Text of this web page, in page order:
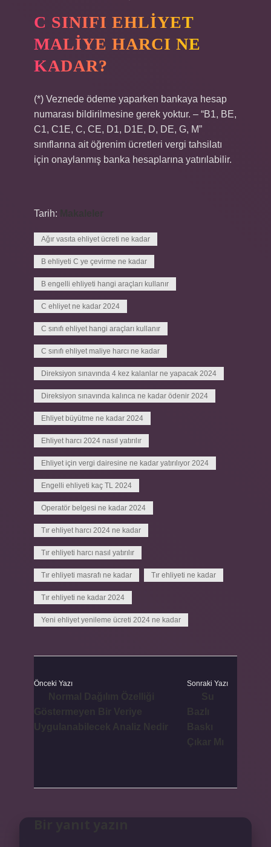
C SINIFI EHLIYET
MALIYE HARCI NE
KADAR?
(*) Veznede ödeme yaparken bankaya hesap
numarası bildirilmesine gerek yoktur. – “B1, BE,
C1, C1E, C, CE, D1, D1E, D, DE, G, M”
sınıflarına ait öğrenim ücretleri vergi tahsilatı
için onaylanmış banka hesaplarına yatırılabilir.
Tarih:
Ağır vasıta ehliyet ücreti ne kadar
B ehliyeti C ye çevirme ne kadar
B engelli ehliyeti hangi araçları kullanır
C ehliyet ne kadar 2024
C sınıfı ehliyet hangi araçları kullanır
C sınıfı ehliyet maliye harcı ne kadar
Direksiyon sınavında 4 kez kalanlar ne yapacak 2024
Direksiyon sınavında kalınca ne kadar ödenir 2024
Ehliyet büyütme ne kadar 2024
Ehliyet harcı 2024 nasıl yatırılır
Ehliyet için vergi dairesine ne kadar yatırılıyor 2024
Engelli ehliyeti kaç TL 2024
Operatör belgesi ne kadar 2024
Tır ehliyet harcı 2024 ne kadar
Tır ehliyeti harcı nasıl yatırılır
Tır ehliyeti masrafı ne kadar Tır ehliyeti ne kadar
Tır ehliyeti ne kadar 2024
Yeni ehliyet yenileme ücreti 2024 ne kadar
Önceki Yazı Sonraki Yazı